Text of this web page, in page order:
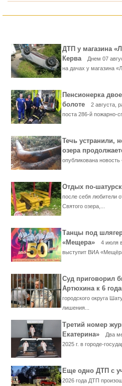
ДТП у магазина
Керва
Днем 07
на дачах у магазина
Пенсионерка
болоте
2 августа,
поста 286-й пожарно-
Течь устранили,
озера
опубликована новость
Отдых по-
после себя любители
Святого озера,...
Танцы под
«Мещера»
4 июля
выступит ВИА
Суд приговорил
Артюхина к 6
городского округа
лишения...
Третий номер
Екатерина»
Два
2025 г. в городе-
Еще одно ДТП с
2026 года ДТП